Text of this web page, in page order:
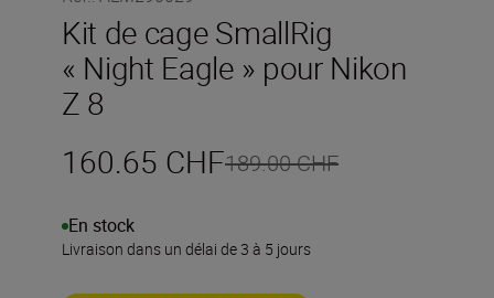
Kit de cage SmallRig
« Night Eagle » pour Nikon
Z 8
160.65 CHF189.00 CHF
En stock
Livraison dans un délai de 3 à 5 jours